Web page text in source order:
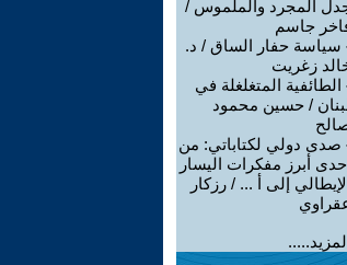
المجرد والملموس /
جاسم
سياسة حفار الساق / د.
زغريت
الطائفية المتغلغلة في
/ حسين محمود
صدى دولي لكتاباتي: من
أبرز مفكرات اليسار
إلى أ ... / رزكار